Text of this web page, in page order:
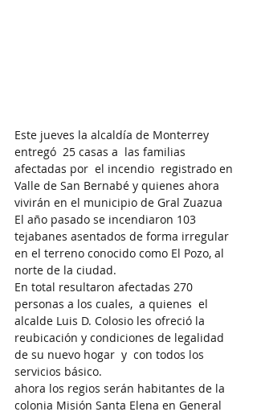
Este jueves la alcaldía de Monterrey
entregó  25 casas a  las familias
afectadas por  el incendio  registrado en
Valle de San Bernabé y quienes ahora
vivirán en el municipio de Gral Zuazua
El año pasado se incendiaron 103
tejabanes asentados de forma irregular
en el terreno conocido como El Pozo, al
norte de la ciudad.
En total resultaron afectadas 270
personas a los cuales,  a quienes  el
alcalde Luis D. Colosio les ofreció la
reubicación y condiciones de legalidad
de su nuevo hogar  y  con todos los
servicios básico.
ahora los regios serán habitantes de la
colonia Misión Santa Elena en General